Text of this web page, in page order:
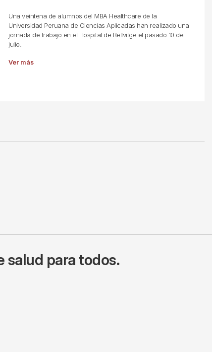
Una veintena de alumnos del MBA Healthcare de la
Universidad Peruana de Ciencias Aplicadas han realizado una
jornada de trabajo en el Hospital de Bellvitge el pasado 10 de
julio.
Ver más
salud para todos.